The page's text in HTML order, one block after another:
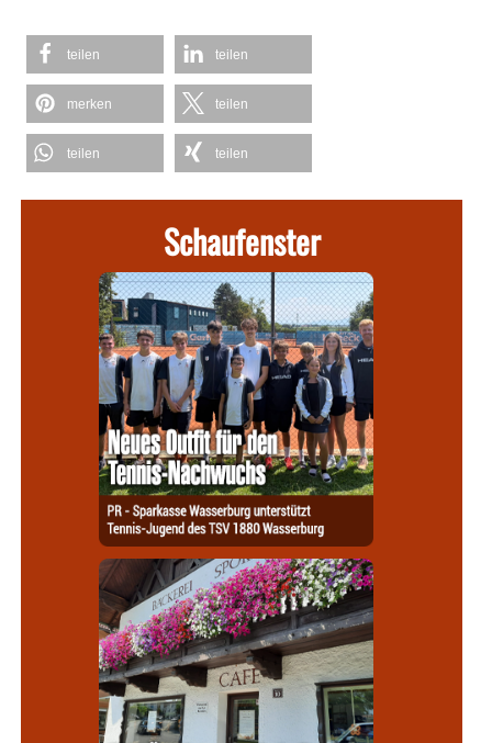
teilen teilen
merken teilen
teilen teilen
Schaufenster